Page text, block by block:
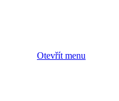
Otevřít menu